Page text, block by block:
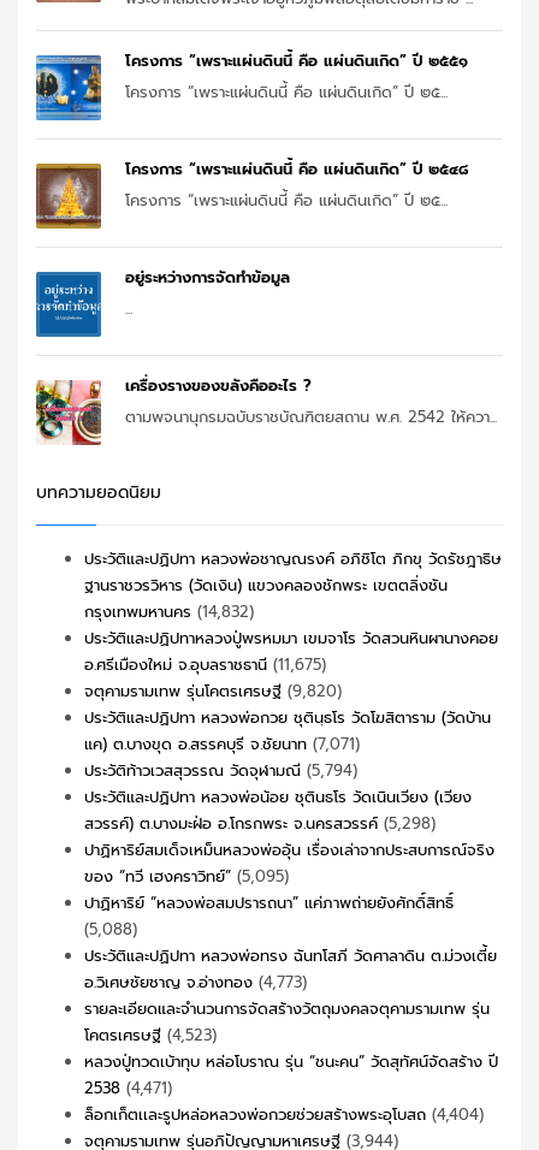
โครงการ “เพราะแผ่นดินนี้ คือ แผ่นดินเกิด” ปี ๒๕๕๑
โครงการ “เพราะแผ่นดินนี้ คือ แผ่นดินเกิด” ปี ๒๕...
โครงการ “เพราะแผ่นดินนี้ คือ แผ่นดินเกิด” ปี ๒๕๔๘
โครงการ “เพราะแผ่นดินนี้ คือ แผ่นดินเกิด” ปี ๒๕...
อยู่ระหว่างการจัดทำข้อมูล
...
เครื่องรางของขลังคืออะไร ?
ตามพจนานุกรมฉบับราชบัณฑิตยสถาน พ.ศ. 2542 ให้ควา...
บทความยอดนิยม
ประวัติและปฏิปทา หลวงพ่อชาญณรงค์ อภิชิโต ภิกขุ วัดรัชฎาธิษ
ฐานราชวรวิหาร (วัดเงิน) แขวงคลองชักพระ เขตตลิ่งชัน
กรุงเทพมหานคร (14,832)
ประวัติและปฏิปทาหลวงปู่พรหมมา เขมจาโร วัดสวนหินผานางคอย
อ.ศรีเมืองใหม่ จ.อุบลราชธานี (11,675)
จตุคามรามเทพ รุ่นโคตรเศรษฐี (9,820)
ประวัติและปฏิปทา หลวงพ่อกวย ชุตินฺธโร วัดโฆสิตาราม (วัดบ้าน
แค) ต.บางขุด อ.สรรคบุรี จ.ชัยนาท (7,071)
ประวัติท้าวเวสสุวรรณ วัดจุฬามณี (5,794)
ประวัติและปฏิปทา หลวงพ่อน้อย ชุตินธโร วัดเนินเวียง (เวียง
สวรรค์) ต.บางมะฝ่อ อ.โกรกพระ จ.นครสวรรค์ (5,298)
ปาฏิหาริย์สมเด็จเหม็นหลวงพ่ออุ้น เรื่องเล่าจากประสบการณ์จริง
ของ “ทวี เฮงคราวิทย์” (5,095)
ปาฏิหาริย์ “หลวงพ่อสมปรารถนา” แค่ภาพถ่ายยังศักดิ์สิทธิ์
(5,088)
ประวัติและปฏิปทา หลวงพ่อทรง ฉันทโสภี วัดศาลาดิน ต.ม่วงเตี้ย
อ.วิเศษชัยชาญ จ.อ่างทอง (4,773)
รายละเอียดและจำนวนการจัดสร้างวัตถุมงคลจตุคามรามเทพ รุ่น
โคตรเศรษฐี (4,523)
หลวงปู่ทวดเบ้าทุบ หล่อโบราณ รุ่น “ชนะคน” วัดสุทัศน์จัดสร้าง ปี
2538 (4,471)
ล็อกเก็ตเเละรูปหล่อหลวงพ่อกวยช่วยสร้างพระอุโบสถ (4,404)
จตุคามรามเทพ รุ่นอภิปัญญามหาเศรษฐี (3,944)